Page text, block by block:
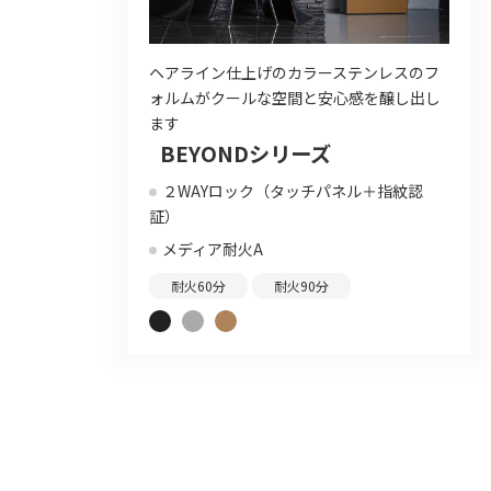
ヘアライン仕上げのカラーステンレスのフ
ォルムがクールな空間と安心感を醸し出し
ます
BEYONDシリーズ
２WAYロック（タッチパネル＋指紋認
証）
メディア耐火A
耐火60分 耐火90分